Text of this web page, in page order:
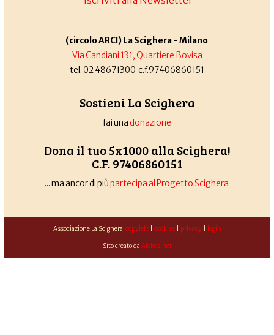
(circolo ARCI) La Scighera - Milano
Via Candiani 131, Quartiere Bovisa
tel. 02 48671300 c.f.97406860151
Sostieni La Scighera
fai unadonazione
Dona il tuo 5x1000 alla Scighera!
C.F. 97406860151
... ma ancor di piùpartecipa al Progetto Scighera
Associazione La Scighera copyleft| cookies| privacy| login
Sito creato da Alekos.net